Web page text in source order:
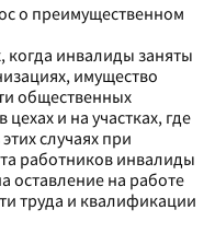
о преимущественном
когда инвалиды заняты
имущество
общественных
и на участках, где
случаях при
работников инвалиды
оставление на работе
труда и квалификации